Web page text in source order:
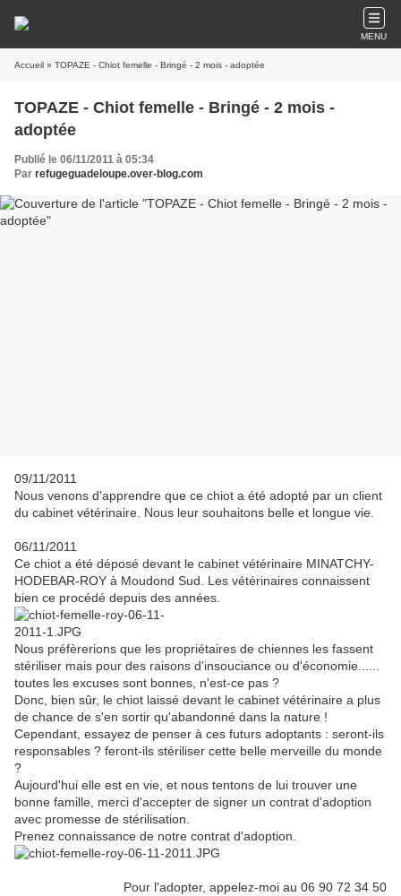
MENU
Accueil » TOPAZE - Chiot femelle - Bringé - 2 mois - adoptée
TOPAZE - Chiot femelle - Bringé - 2 mois -
adoptée
Publié le 06/11/2011 à 05:34
Par refugeguadeloupe.over-blog.com
09/11/2011
Nous venons d'apprendre que ce chiot a été adopté par un client
du cabinet vétérinaire. Nous leur souhaitons belle et longue vie.
06/11/2011
Ce chiot a été déposé devant le cabinet vétérinaire MINATCHY-
HODEBAR-ROY à Moudond Sud. Les vétérinaires connaissent
bien ce procédé depuis des années.
Nous préfèrerions que les propriétaires de chiennes les fassent
stériliser mais pour des raisons d'insouciance ou d'économie......
toutes les excuses sont bonnes, n'est-ce pas ?
Donc, bien sûr, le chiot laissé devant le cabinet vétérinaire a plus
de chance de s'en sortir qu'abandonné dans la nature !
Cependant, essayez de penser à ces futurs adoptants : seront-ils
responsables ? feront-ils stériliser cette belle merveille du monde
?
Aujourd'hui elle est en vie, et nous tentons de lui trouver une
bonne famille, merci d'accepter de signer un contrat d'adoption
avec promesse de stérilisation.
Prenez connaissance de notre contrat d'adoption.
Pour l'adopter, appelez-moi au 06 90 72 34 50